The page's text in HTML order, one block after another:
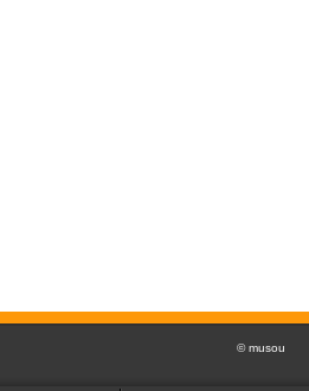
© musou